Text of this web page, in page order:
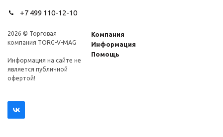
+7 499 110-12-10
2026 © Торговая
компания TORG-V-MAG
Информация на сайте не
является публичной
офертой!
Компания
Информация
Помощь